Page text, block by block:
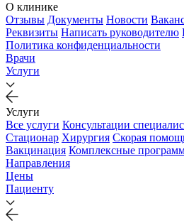
О клинике
Отзывы Документы Новости
Реквизиты Написать руководителю
Политика конфиденциальности
Врачи
Услуги
Услуги
Все услуги Консультации
Стационар Хирургия Скорая
Вакцинация Комплексные
Направления
Цены
Пациенту